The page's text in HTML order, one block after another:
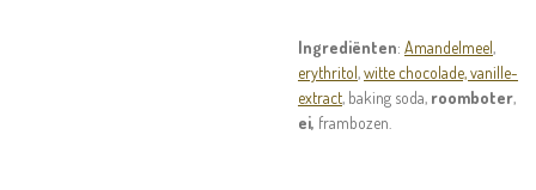
Ingrediënten: Amandelmeel,
erythritol,witte chocolade,vanille-
extract, baking soda, roomboter,
ei, frambozen.